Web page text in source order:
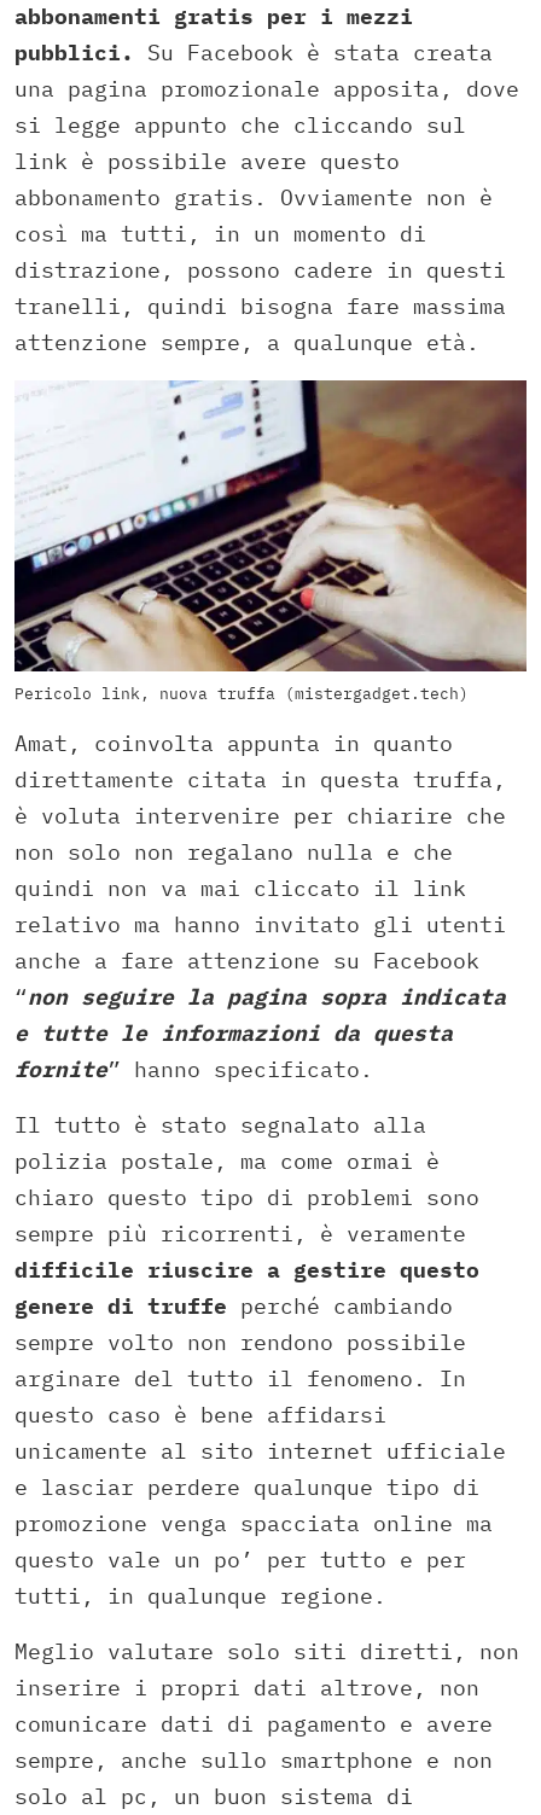
abbonamenti gratis per i mezzi
pubblici.
Su Facebook è stata creata
una pagina promozionale apposita, dove
si legge appunto che cliccando sul
link è possibile avere questo
abbonamento gratis. Ovviamente non è
così ma tutti, in un momento di
distrazione, possono cadere in questi
tranelli, quindi bisogna fare massima
attenzione sempre, a qualunque età.
Pericolo link, nuova truffa (mistergadget.tech)
Amat, coinvolta appunta in quanto
direttamente citata in questa truffa,
è voluta intervenire per chiarire che
non solo non regalano nulla e che
quindi non va mai cliccato il link
relativo ma hanno invitato gli utenti
anche a fare attenzione su Facebook
“non seguire la pagina sopra indicata
e tutte le informazioni da questa
fornite” hanno specificato.
Il tutto è stato segnalato alla
polizia postale, ma come ormai è
chiaro questo tipo di problemi sono
sempre più ricorrenti, è veramente
difficile riuscire a gestire questo
genere di truffe perché cambiando
sempre volto non rendono possibile
arginare del tutto il fenomeno. In
questo caso è bene affidarsi
unicamente al sito internet ufficiale
e lasciar perdere qualunque tipo di
promozione venga spacciata online ma
questo vale un po’ per tutto e per
tutti, in qualunque regione.
Meglio valutare solo siti diretti, non
inserire i propri dati altrove, non
comunicare dati di pagamento e avere
sempre, anche sullo smartphone e non
solo al pc, un buon sistema di